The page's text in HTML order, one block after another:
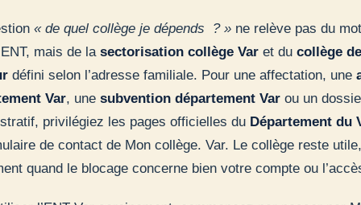
« de quel collège je dépends ? »ne relève pas du
mais de la sectorisation collège Varet du collège de
défini selon l’adresse familiale. Pour une affectation, une
Var, une subvention département Varou un
privilégiez les pages officielles du Département du
de contact de Mon collège. Var. Le collège reste
quand le blocage concerne bien votre compte ou